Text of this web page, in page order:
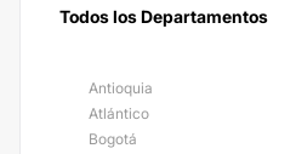
Todos los Departamentos
Antioquia
Atlántico
Bogotá